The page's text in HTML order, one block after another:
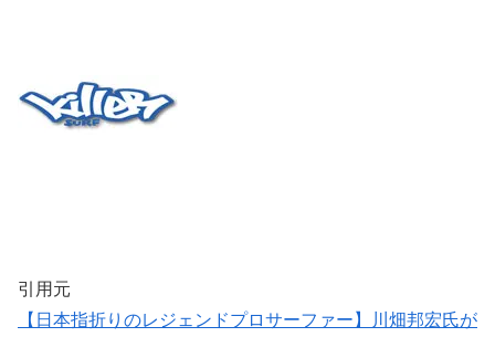
引用元
【日本指折りのレジェンドプロサーファー】川畑邦宏氏が